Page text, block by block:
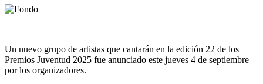
Un nuevo grupo de artistas que cantarán en la edición 22 de los
Premios Juventud 2025 fue anunciado este jueves 4 de septiembre
por los organizadores.